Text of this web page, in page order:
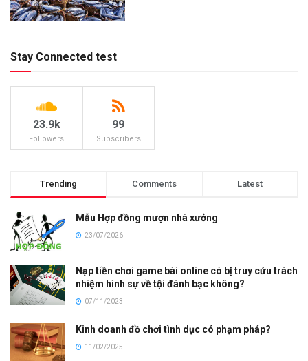
Stay Connected test
23.9k
Followers
99
Subscribers
Trending Comments Latest
Mẫu Hợp đồng mượn nhà xưởng
23/07/2026
Nạp tiền chơi game bài online có bị truy cứu trách
nhiệm hình sự về tội đánh bạc không?
07/11/2023
Kinh doanh đồ chơi tình dục có phạm pháp?
11/02/2025